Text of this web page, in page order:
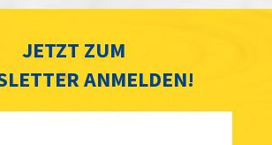
JETZT ZUM
ANMELDEN!